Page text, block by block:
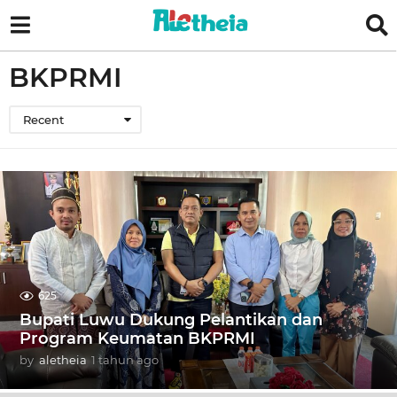
BKPRMI
Recent
625
Bupati Luwu Dukung Pelantikan dan
Program Keumatan BKPRMI
by aletheia 1 tahun ago 1
t
a